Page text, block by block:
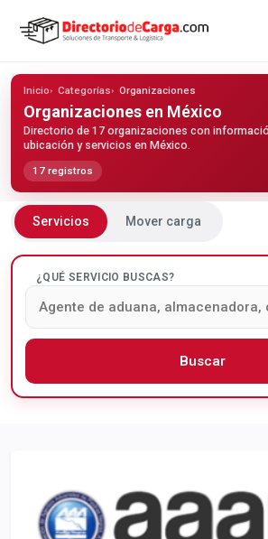
Inicio Categorías Organizaciones
Organizaciones en México
Directorio de 17 organizaciones con
ubicación y servicios en México.
17 registros
Servicios Mover carga
¿QUÉ SERVICIO BUSCAS?
Buscar